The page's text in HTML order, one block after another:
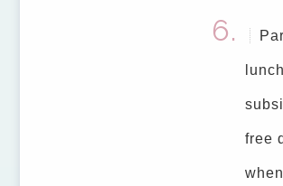
lunch
free
when